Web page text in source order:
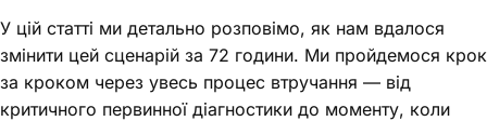
У цій статті ми детально розповімо, як нам вдалося
змінити цей сценарій за 72 години. Ми пройдемося крок
за кроком через увесь процес втручання — від
критичного первинної діагностики до моменту, коли